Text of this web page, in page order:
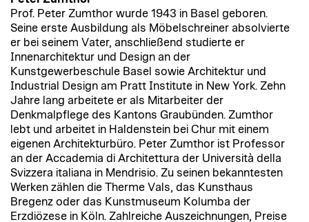
Prof. Peter Zumthor wurde 1943 in Basel geboren.
Seine erste Ausbildung als Möbelschreiner absolvierte
er bei seinem Vater, anschließend studierte er
Innenarchitektur und Design an der
Kunstgewerbeschule Basel sowie Architektur und
Industrial Design am Pratt Institute in New York. Zehn
Jahre lang arbeitete er als Mitarbeiter der
Denkmalpflege des Kantons Graubünden. Zumthor
lebt und arbeitet in Haldenstein bei Chur mit einem
eigenen Architekturbüro. Peter Zumthor ist Professor
an der Accademia di Architettura der Università della
Svizzera italiana in Mendrisio. Zu seinen bekanntesten
Werken zählen die Therme Vals, das Kunsthaus
Bregenz oder das Kunstmuseum Kolumba der
Erzdiözese in Köln. Zahlreiche Auszeichnungen, Preise